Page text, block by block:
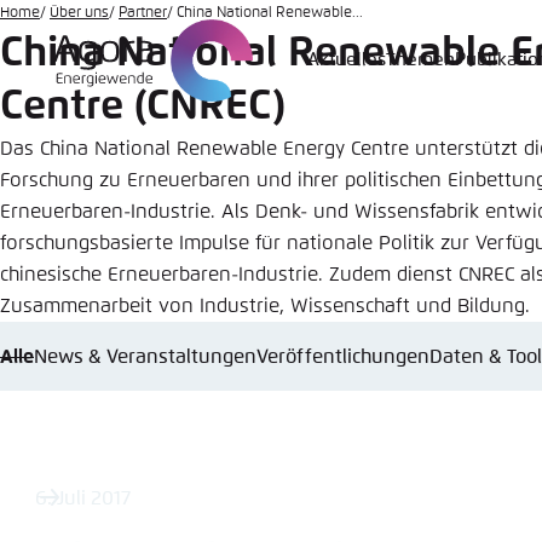
Zum
Hauptinhalt
AktuellesThemen
Home Über uns Partner China National Renewable...
China National Renewable
Centre (CNREC)
Das China National Renewable Energy Centre unterstützt
Forschung zu Erneuerbaren und ihrer politischen
Erneuerbaren-Industrie. Als Denk- und Wissensfabrik
forschungsbasierte Impulse für nationale Politik zur
chinesische Erneuerbaren-Industrie. Zudem dienst CNREC
Zusammenarbeit von Industrie, Wissenschaft und Bildung.
AlleNews & VeranstaltungenVeröffentlichungenDaten &
Passwort*
Englisch
Agora
Diese
Wählen
möchten.
Close